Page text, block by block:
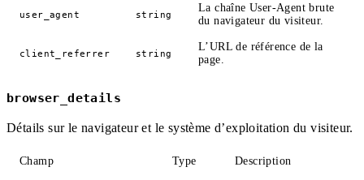
user_agent string
La chaîne User-Agent brute
du navigateur du visiteur.
client_referrer string
L’URL de référence de la
page.
browser_details
Détails sur le navigateur et le système d’exploitation du visiteur.
Champ Type Description